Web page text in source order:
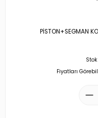
PİSTON+SEGMAN
Fiyatları